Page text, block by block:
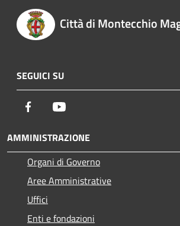
Città di Montecchio
SEGUICI SU
Facebook
AMMINISTRAZIONE
Organi di Governo
Aree Amministrative
Uffici
Enti e fondazioni